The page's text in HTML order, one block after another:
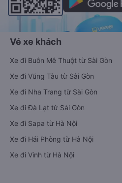
Vé xe khách
Xe đi Buôn Mê Thuột từ Sài Gòn
Xe đi Vũng Tàu từ Sài Gòn
Xe đi Nha Trang từ Sài Gòn
Xe đi Đà Lạt từ Sài Gòn
Xe đi Sapa từ Hà Nội
Xe đi Hải Phòng từ Hà Nội
Xe đi Vinh từ Hà Nội